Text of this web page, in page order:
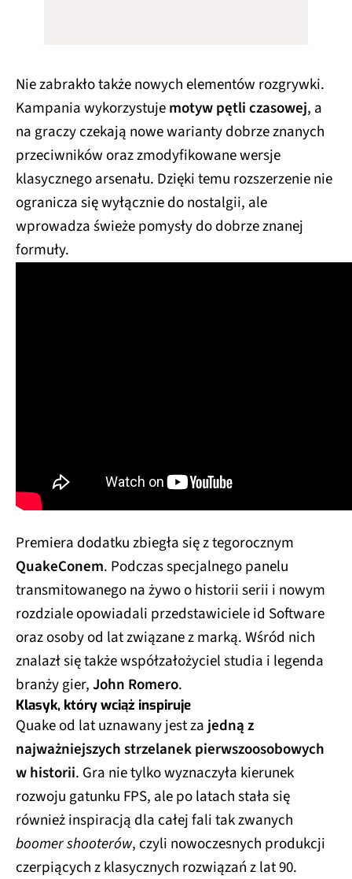
Nie zabrakło także nowych elementów rozgrywki.
Kampania wykorzystujemotyw pętli czasowej, a
na graczy czekają nowe warianty dobrze znanych
przeciwników oraz zmodyfikowane wersje
klasycznego arsenału. Dzięki temu rozszerzenie nie
ogranicza się wyłącznie do nostalgii, ale
wprowadza świeże pomysły do dobrze znanej
formuły.
Premiera dodatku zbiegła się z tegorocznym
QuakeConem. Podczas specjalnego panelu
transmitowanego na żywo o historii serii i nowym
rozdziale opowiadali przedstawiciele id Software
oraz osoby od lat związane z marką. Wśród nich
znalazł się także współzałożyciel studia i legenda
branży gier,John Romero.
Klasyk, który wciąż inspiruje
Quake od lat uznawany jest za jedną z
najważniejszych strzelanek pierwszoosobowych
w historii. Gra nie tylko wyznaczyła kierunek
rozwoju gatunku FPS, ale po latach stała się
również inspiracją dla całej fali tak zwanych
boomer shooterów, czyli nowoczesnych produkcji
czerpiących z klasycznych rozwiązań z lat 90.